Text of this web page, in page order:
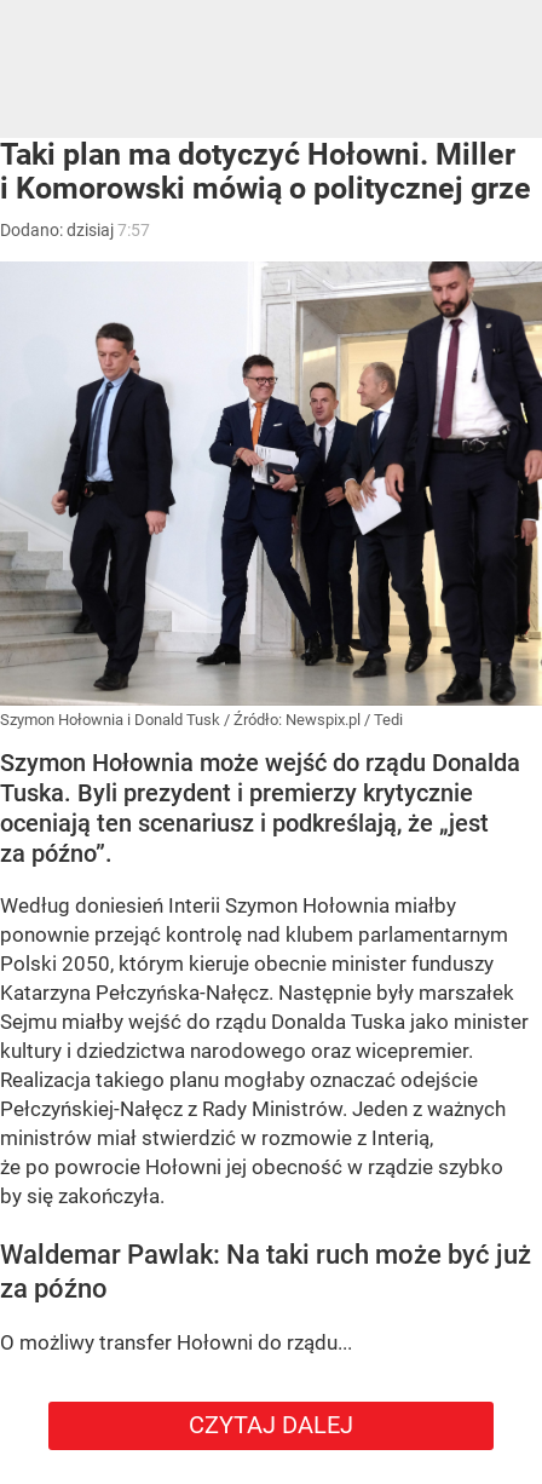
Taki plan ma dotyczyć Hołowni. Miller
i Komorowski mówią o politycznej grze
Dodano:dzisiaj7:57
Szymon Hołownia i Donald Tusk / Źródło: Newspix.pl / Tedi
Szymon Hołownia może wejść do rządu Donalda
Tuska. Byli prezydent i premierzy krytycznie
oceniają ten scenariusz i podkreślają, że „jest
za późno”.
Według doniesień Interii Szymon Hołownia miałby
ponownie przejąć kontrolę nad klubem parlamentarnym
Polski 2050, którym kieruje obecnie minister funduszy
Katarzyna Pełczyńska-Nałęcz. Następnie były marszałek
Sejmu miałby wejść do rządu Donalda Tuska jako minister
kultury i dziedzictwa narodowego oraz wicepremier.
Realizacja takiego planu mogłaby oznaczać odejście
Pełczyńskiej-Nałęcz z Rady Ministrów. Jeden z ważnych
ministrów miał stwierdzić w rozmowie z Interią,
że po powrocie Hołowni jej obecność w rządzie szybko
by się zakończyła.
Waldemar Pawlak: Na taki ruch może być już
za późno
O możliwy transfer Hołowni do rządu...
CZYTAJ DALEJ